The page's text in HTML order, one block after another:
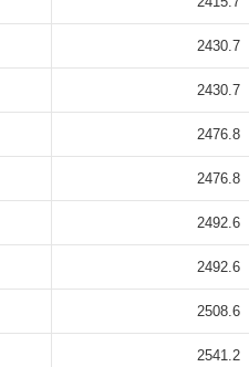
2430.7
2430.7
2476.8
2476.8
2492.6
2492.6
2508.6
2541.2